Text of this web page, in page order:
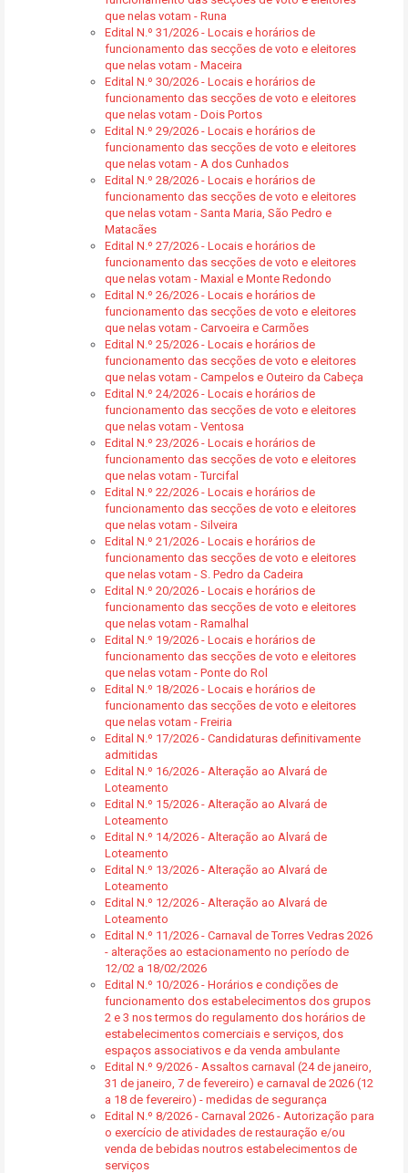
que nelas votam - Runa
Edital N.º 31/2026 - Locais e horários de
funcionamento das secções de voto e eleitores
que nelas votam - Maceira
Edital N.º 30/2026 - Locais e horários de
funcionamento das secções de voto e eleitores
que nelas votam - Dois Portos
Edital N.º 29/2026 - Locais e horários de
funcionamento das secções de voto e eleitores
que nelas votam - A dos Cunhados
Edital N.º 28/2026 - Locais e horários de
funcionamento das secções de voto e eleitores
que nelas votam - Santa Maria, São Pedro e
Matacães
Edital N.º 27/2026 - Locais e horários de
funcionamento das secções de voto e eleitores
que nelas votam - Maxial e Monte Redondo
Edital N.º 26/2026 - Locais e horários de
funcionamento das secções de voto e eleitores
que nelas votam - Carvoeira e Carmões
Edital N.º 25/2026 - Locais e horários de
funcionamento das secções de voto e eleitores
que nelas votam - Campelos e Outeiro da Cabeça
Edital N.º 24/2026 - Locais e horários de
funcionamento das secções de voto e eleitores
que nelas votam - Ventosa
Edital N.º 23/2026 - Locais e horários de
funcionamento das secções de voto e eleitores
que nelas votam - Turcifal
Edital N.º 22/2026 - Locais e horários de
funcionamento das secções de voto e eleitores
que nelas votam - Silveira
Edital N.º 21/2026 - Locais e horários de
funcionamento das secções de voto e eleitores
que nelas votam - S. Pedro da Cadeira
Edital N.º 20/2026 - Locais e horários de
funcionamento das secções de voto e eleitores
que nelas votam - Ramalhal
Edital N.º 19/2026 - Locais e horários de
funcionamento das secções de voto e eleitores
que nelas votam - Ponte do Rol
Edital N.º 18/2026 - Locais e horários de
funcionamento das secções de voto e eleitores
que nelas votam - Freiria
Edital N.º 17/2026 - Candidaturas definitivamente
admitidas
Edital N.º 16/2026 - Alteração ao Alvará de
Loteamento
Edital N.º 15/2026 - Alteração ao Alvará de
Loteamento
Edital N.º 14/2026 - Alteração ao Alvará de
Loteamento
Edital N.º 13/2026 - Alteração ao Alvará de
Loteamento
Edital N.º 12/2026 - Alteração ao Alvará de
Loteamento
Edital N.º 11/2026 - Carnaval de Torres Vedras 2026
- alterações ao estacionamento no período de
12/02 a 18/02/2026
Edital N.º 10/2026 - Horários e condições de
funcionamento dos estabelecimentos dos grupos
2 e 3 nos termos do regulamento dos horários de
estabelecimentos comerciais e serviços, dos
espaços associativos e da venda ambulante
Edital N.º 9/2026 - Assaltos carnaval (24 de janeiro,
31 de janeiro, 7 de fevereiro) e carnaval de 2026 (12
a 18 de fevereiro) - medidas de segurança
Edital N.º 8/2026 - Carnaval 2026 - Autorização para
o exercício de atividades de restauração e/ou
venda de bebidas noutros estabelecimentos de
serviços